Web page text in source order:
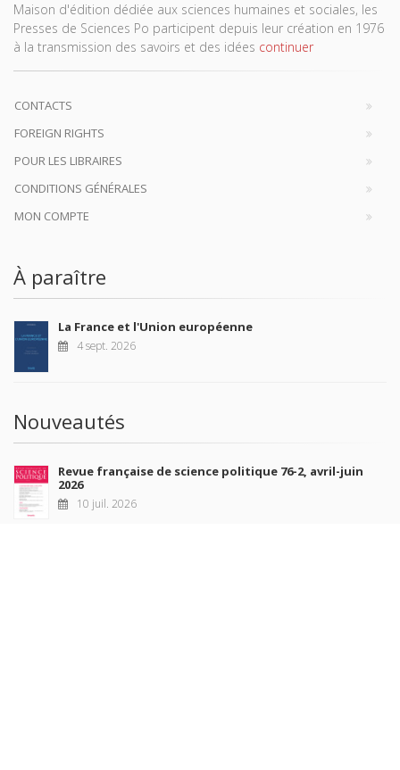
Maison d'édition dédiée aux sciences humaines et sociales, les
Presses de Sciences Po participent depuis leur création en 1976
à la transmission des savoirs et des idées continuer
CONTACTS
FOREIGN RIGHTS
POUR LES LIBRAIRES
CONDITIONS GÉNÉRALES
MON COMPTE
À paraître
La France et l'Union européenne
4 sept. 2026
Nouveautés
Revue française de science politique 76-2, avril-juin
2026
10 juil. 2026